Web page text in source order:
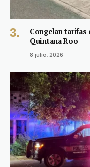
Congelan
Quintana Roo
8 julio, 2026